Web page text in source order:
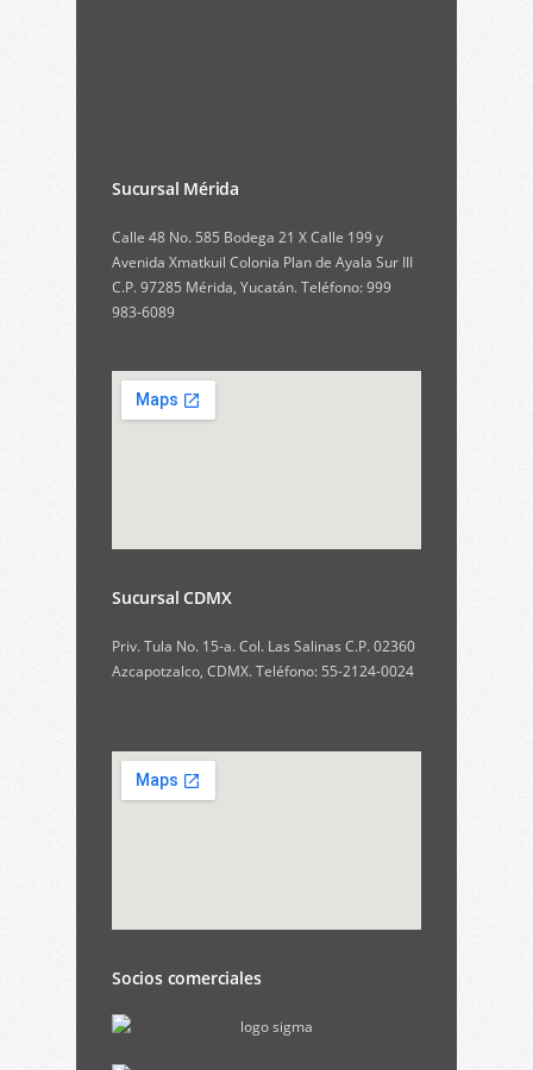
Sucursal Mérida
Calle 48 No. 585 Bodega 21 X Calle 199 y
Avenida Xmatkuil Colonia Plan de Ayala Sur III
C.P. 97285 Mérida, Yucatán. Teléfono: 999
983-6089
Sucursal CDMX
Priv. Tula No. 15-a. Col. Las Salinas C.P. 02360
Azcapotzalco, CDMX. Teléfono: 55-2124-0024
Socios comerciales